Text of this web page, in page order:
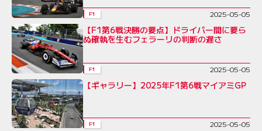
F1 2025-05-05
【F1第6戦決勝の要点】ドライバー間に要ら
ぬ確執を生むフェラーリの判断の遅さ
F1 2025-05-05
【ギャラリー】2025年F1第6戦マイアミGP
F1 2025-05-05